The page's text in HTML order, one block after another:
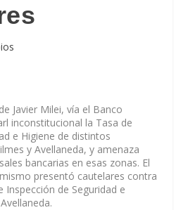
Javier Milei, vía el Banco
inconstitucional la Tasa de
e Higiene de distintos
y Avellaneda, y amenaza
bancarias en esas zonas. El
presentó cautelares contra
Inspección de Seguridad e